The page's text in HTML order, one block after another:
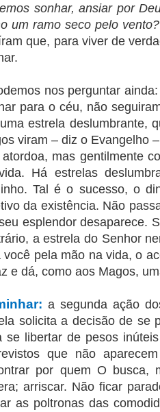
sonhar, ansiar por
um ramo seco pelo vento?
que, para viver de
nos perguntar
para o céu, não
estrela deslumbrante,
viram – diz o Evangelho
mas gentilmente
Há estrelas
Tal é o sucesso, o
da existência. Não
esplendor desaparece.
a estrela do Senhor
você pela mão na vida, o
e dá, como aos Magos,
a segunda ação
solicita a decisão de se
se libertar de pesos
que não
por quem O busca,
arriscar. Não ficar
as poltronas das